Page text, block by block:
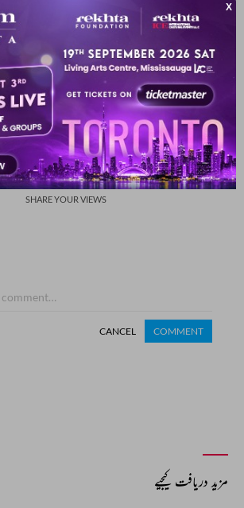
شمع میں طاقت کہاں جو ایک پروانہ میں ہے
لطف جلنے میں نہیں جل جل کے مر جانے میں ہے
حسرتؔ جے پوری
SHOW MORE SUGGESTIONS
COMMENT
SHARE YOUR VIEWS
CANCEL COMMENT
مزید دریافت کیجیے